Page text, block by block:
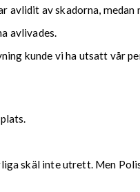
avlidit av skadorna,
avlivades.
kunde vi ha utsatt vår
skäl inte utrett. Men